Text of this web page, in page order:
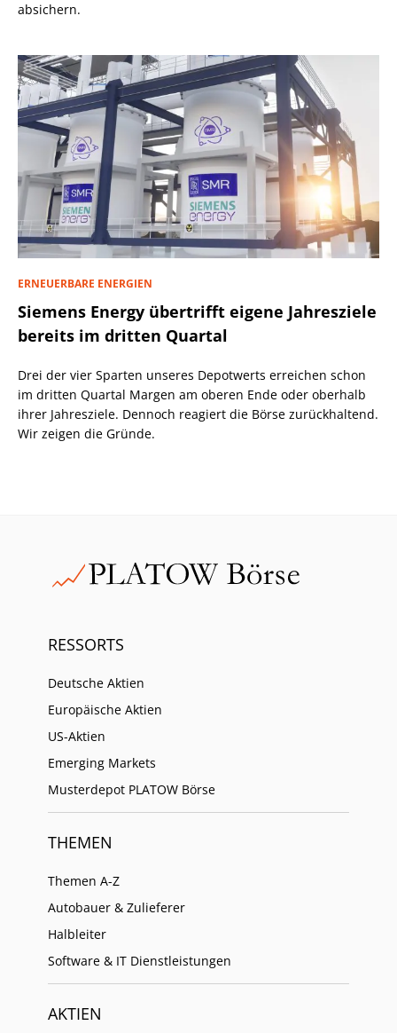
absichern.
ERNEUERBARE ENERGIEN
Siemens Energy übertrifft eigene Jahresziele
bereits im dritten Quartal
Drei der vier Sparten unseres Depotwerts erreichen schon
im dritten Quartal Margen am oberen Ende oder oberhalb
ihrer Jahresziele. Dennoch reagiert die Börse zurückhaltend.
Wir zeigen die Gründe.
RESSORTS
Deutsche Aktien
Europäische Aktien
US-Aktien
Emerging Markets
Musterdepot PLATOW Börse
THEMEN
Themen A-Z
Autobauer & Zulieferer
Halbleiter
Software & IT Dienstleistungen
AKTIEN